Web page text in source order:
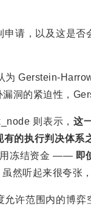
请，以及这是
Gerstein-
的紧迫性，
则表示，这
的执行判决体系
用冻结资金 —— 即
虽然听起来很夸张
允许范围内的博